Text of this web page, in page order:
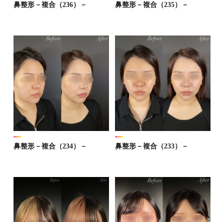
鼻整形－複合（236）－ 鼻整形－複合（235）－
鼻整形－複合（234）－ 鼻整形－複合（233）－